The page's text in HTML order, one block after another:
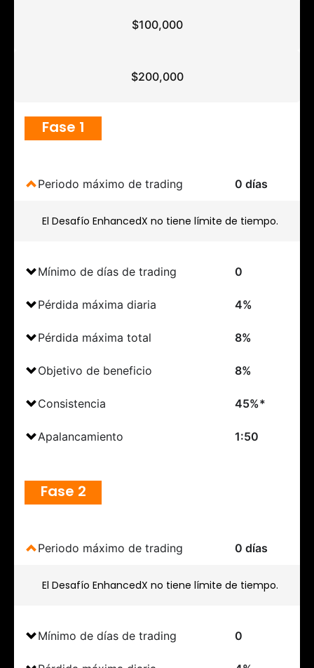
$100,000
$200,000
Fase 1
Periodo máximo de trading 0 días
El Desafío EnhancedX no tiene límite de tiempo.
Mínimo de días de trading 0
Pérdida máxima diaria 4%
Pérdida máxima total 8%
Objetivo de beneficio 8%
Consistencia 45%*
Apalancamiento 1:50
Fase 2
Periodo máximo de trading 0 días
El Desafío EnhancedX no tiene límite de tiempo.
Mínimo de días de trading 0